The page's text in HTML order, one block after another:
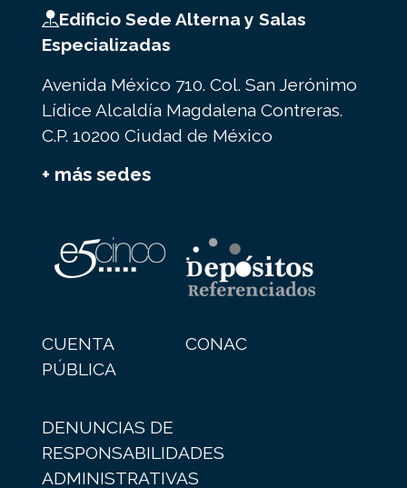
Edificio Sede Alterna y Salas
Especializadas
Avenida México 710. Col. San Jerónimo
Lídice Alcaldía Magdalena Contreras.
C.P. 10200 Ciudad de México
+ más sedes
CUENTA
PÚBLICA
CONAC
DENUNCIAS DE
RESPONSABILIDADES
ADMINISTRATIVAS